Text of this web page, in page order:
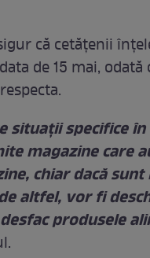
că cetățenii
de 15 mai,
situații specifice
magazine care
chiar dacă
altfel, vor fi
produsele